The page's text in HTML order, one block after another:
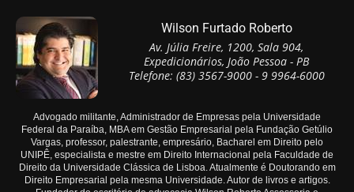
Wilson Furtado Roberto
Av. Júlia Freire, 1200, Sala 904,
Expedicionários, João Pessoa - PB
Telefone: (83) 3567-9000 - 9 9964-6000
Advogado militante, Administrador de Empresas pela Universidade
Federal da Paraíba, MBA em Gestão Empresarial pela Fundação Getúlio
Vargas, professor, palestrante, empresário, Bacharel em Direito pelo
UNIPÊ, especialista e mestre em Direito Internacional pela Faculdade de
Direito da Universidade Clássica de Lisboa. Atualmente é Doutorando em
Direito Empresarial pela mesma Universidade. Autor de livros e artigos.